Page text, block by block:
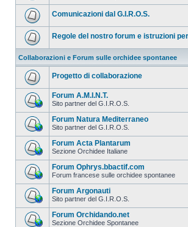
Comunicazioni dal G.I.R.O.S.
Regole del nostro forum e istruzioni
Collaborazioni e Forum sulle orchidee spontanee
Progetto di collaborazione
Forum A.M.I.N.T.
Sito partner del G.I.R.O.S.
Forum Natura Mediterraneo
Sito partner del G.I.R.O.S.
Forum Acta Plantarum
Sezione Orchidee Italiane
Forum Ophrys.bbactif.com
Forum francese sulle orchidee spontanee
Forum Argonauti
Sito partner del G.I.R.O.S.
Forum Orchidando.net
Sezione Orchidee Spontanee